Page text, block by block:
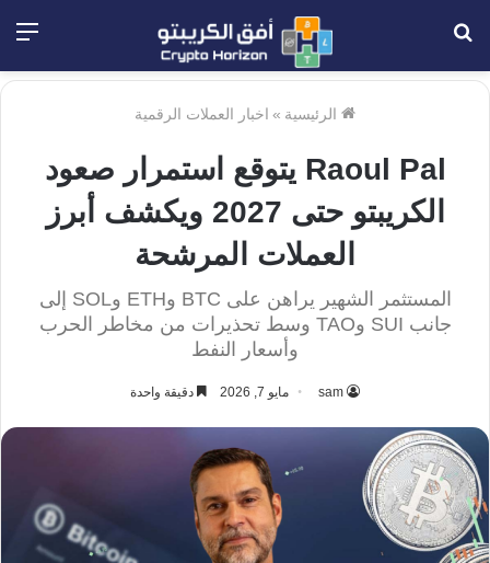
الرئيسية » اخبار العملات الرقمية
Raoul Pal يتوقع استمرار صعود
الكريبتو حتى 2027 ويكشف أبرز
العملات المرشحة
المستثمر الشهير يراهن على BTC وETH وSOL إلى
جانب SUI وTAO وسط تحذيرات من مخاطر الحرب
وأسعار النفط
sam مايو 7, 2026 دقيقة واحدة